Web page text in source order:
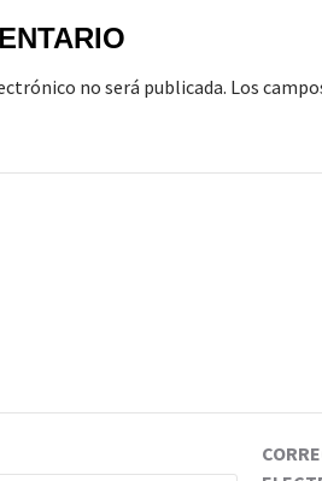
no será publicada. Los